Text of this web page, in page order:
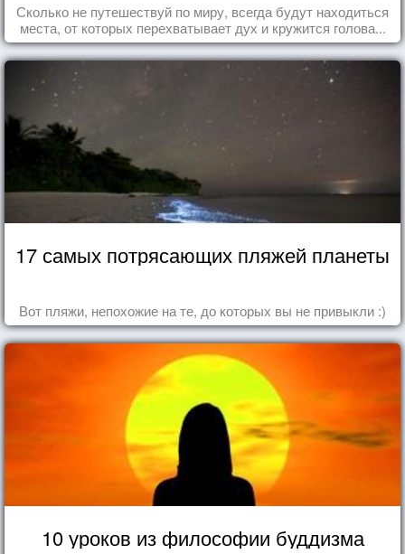
Сколько не путешествуй по миру, всегда будут находиться
места, от которых перехватывает дух и кружится голова...
17 самых потрясающих пляжей планеты
Вот пляжи, непохожие на те, до которых вы не привыкли :)
10 уроков из философии буддизма